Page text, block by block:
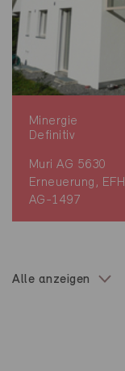
Minergie
Definitiv
Muri AG 5630
Erneuerung, EFH
AG-1497
Alle anzeigen